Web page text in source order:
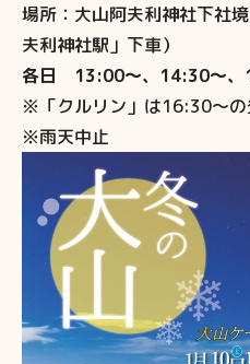
場所：大山阿夫利神社下社
夫利神社駅」下車）
各日 13:00～、14:30～
※「クルリン」は16:30～の
※雨天中止